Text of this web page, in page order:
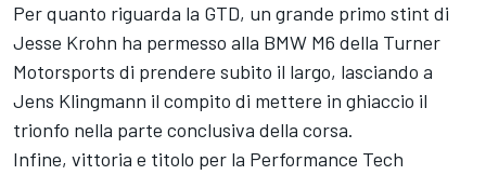
Per quanto riguarda la GTD, un grande primo stint di
Jesse Krohn ha permesso alla BMW M6 della Turner
Motorsports di prendere subito il largo, lasciando a
Jens Klingmann il compito di mettere in ghiaccio il
trionfo nella parte conclusiva della corsa.
Infine, vittoria e titolo per la Performance Tech